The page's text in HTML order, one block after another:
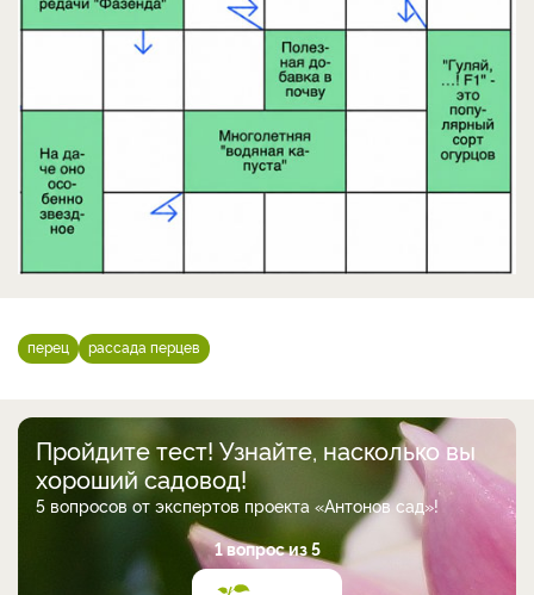
перец рассада перцев
Пройдите тест! Узнайте, насколько вы
хороший садовод!
5 вопросов от экспертов проекта «Антонов сад»!
1 вопрос из 5